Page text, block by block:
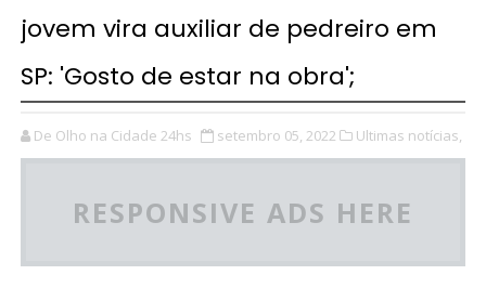
jovem vira auxiliar de pedreiro em
SP: 'Gosto de estar na obra';
De Olho na Cidade 24hs setembro 05, 2022 Ultimas notícias,
RESPONSIVE ADS HERE